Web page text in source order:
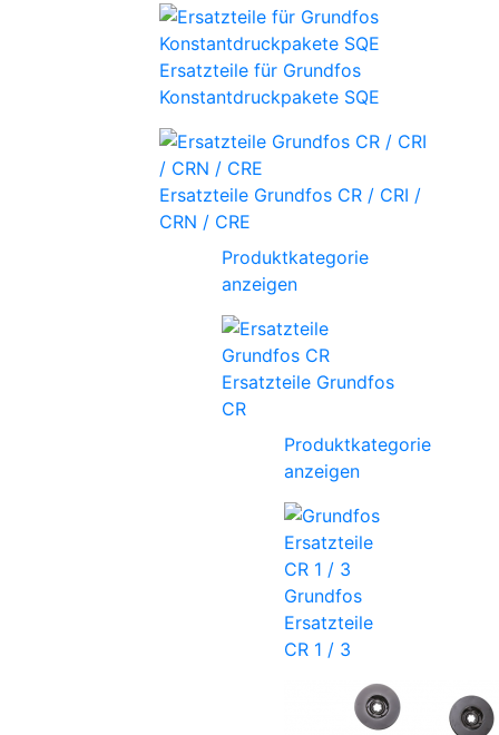
Ersatzteile für Grundfos
Konstantdruckpakete SQE
Ersatzteile Grundfos CR / CRI /
CRN / CRE
Produktkategorie
anzeigen
Ersatzteile Grundfos
CR
Produktkategorie
anzeigen
Grundfos
Ersatzteile
CR 1 / 3